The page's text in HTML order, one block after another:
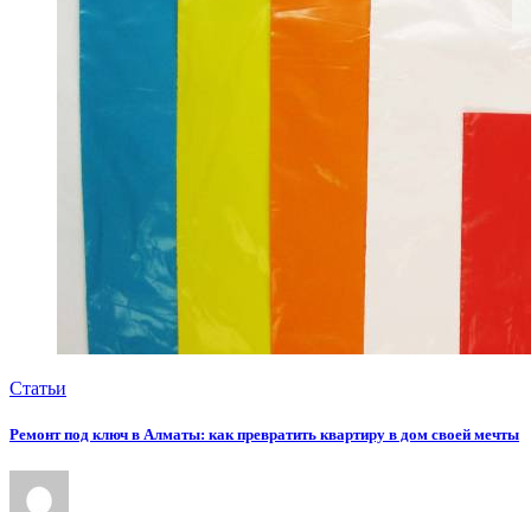
Статьи
Ремонт под ключ в Алматы: как превратить квартиру в дом своей мечты